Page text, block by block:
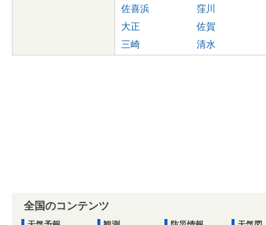
佐喜浜
窪川
大正
佐賀
三崎
清水
全国のコンテンツ